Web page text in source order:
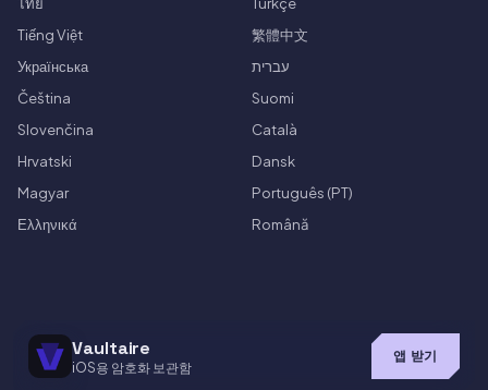
Vaultaire
iOS용 암호화 보관함
앱 받기
Tiếng Việt
繁體中文
Українська
עברית
Čeština
Suomi
Slovenčina
Català
Hrvatski
Dansk
Magyar
Português (PT)
Ελληνικά
Română